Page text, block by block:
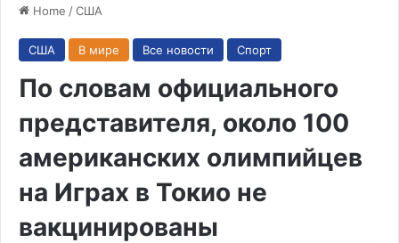
Home /США
США В мире Все новости Спорт
По словам официального
представителя, около 100
американских олимпийцев
на Играх в Токио не
вакцинированы